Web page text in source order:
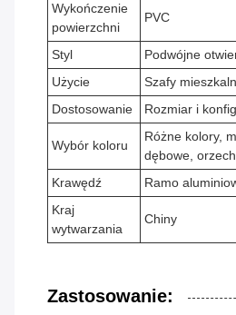
Wykończenie
powierzchni
PVC
Styl
Podwójne
Użycie
Szafy
Dostosowanie
Rozmiar i
Wybór koloru
Różne kolory,
dębowe,
Krawędź
Ramo
Kraj
wytwarzania
Chiny
Zastosowanie: